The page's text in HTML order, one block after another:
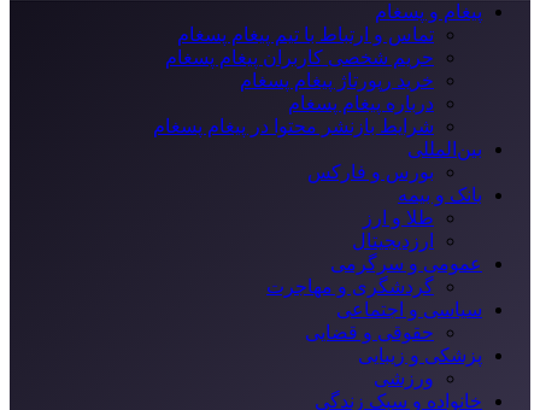
پیغام و پسغام
تماس و ارتباط با تیم پیغام پسغام
حریم شخصی کاربران پیغام پسغام
خرید رپورتاژ پیغام پسغام
درباره پیغام پسغام
شرایط بازنشر محتوا در پیغام پسغام
بین‌المللی
بورس و فارکس
بانک و بیمه
طلا و ارز
ارزدیجیتال
عمومی و سرگرمی
گردشگری و مهاجرت
سیاسی و اجتماعی
حقوقی و قضایی
پزشکی و زیبایی
ورزشی
خانواده و سبک زندگی